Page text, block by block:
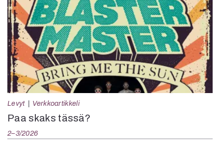
Levyt Verkkoartikkeli
Paa skaks tässä?
2–3/2026